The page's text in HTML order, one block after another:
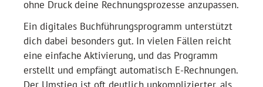
ohne Druck deine Rechnungsprozesse anzupassen.
Ein digitales Buchführungsprogramm unterstützt
dich dabei besonders gut. In vielen Fällen reicht
eine einfache Aktivierung, und das Programm
erstellt und empfängt automatisch E-Rechnungen.
Der Umstieg ist oft deutlich unkomplizierter, als